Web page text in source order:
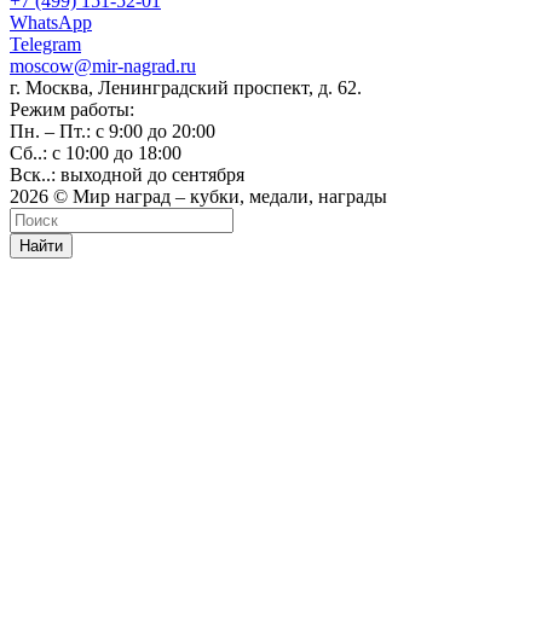
WhatsApp
Telegram
moscow@mir-nagrad.ru
г. Москва, Ленинградский проспект, д. 62.
Режим работы:
Пн. – Пт.: с 9:00 до 20:00
Сб..: с 10:00 до 18:00
Вск..: выходной до сентября
2026 © Мир наград – кубки, медали, награды
Найти